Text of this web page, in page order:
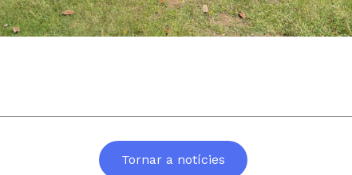
Tornar a notícies